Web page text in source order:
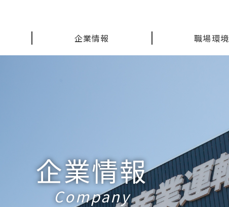
企業情報 職場環境
企業情報
Company